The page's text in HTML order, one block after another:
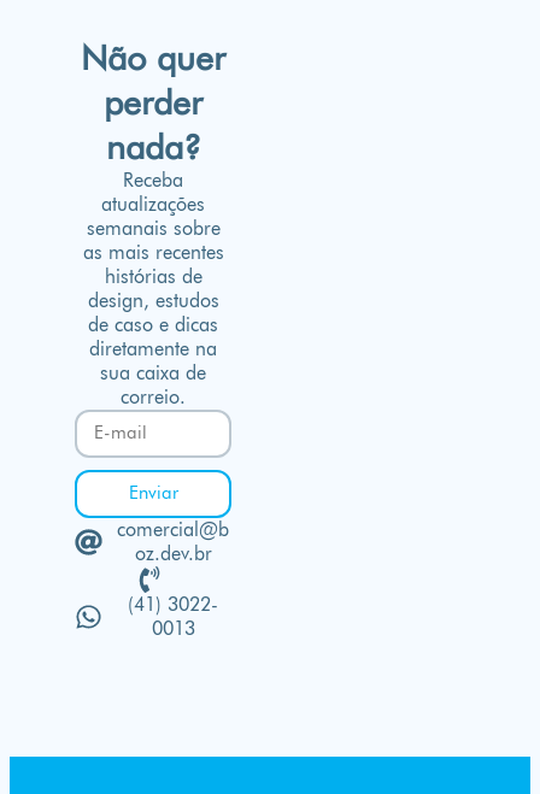
Não quer
perder
nada?
Receba
atualizações
semanais sobre
as mais recentes
histórias de
design, estudos
de caso e dicas
diretamente na
sua caixa de
correio.
Enviar
comercial@b
oz.dev.br
(41) 3022-
0013